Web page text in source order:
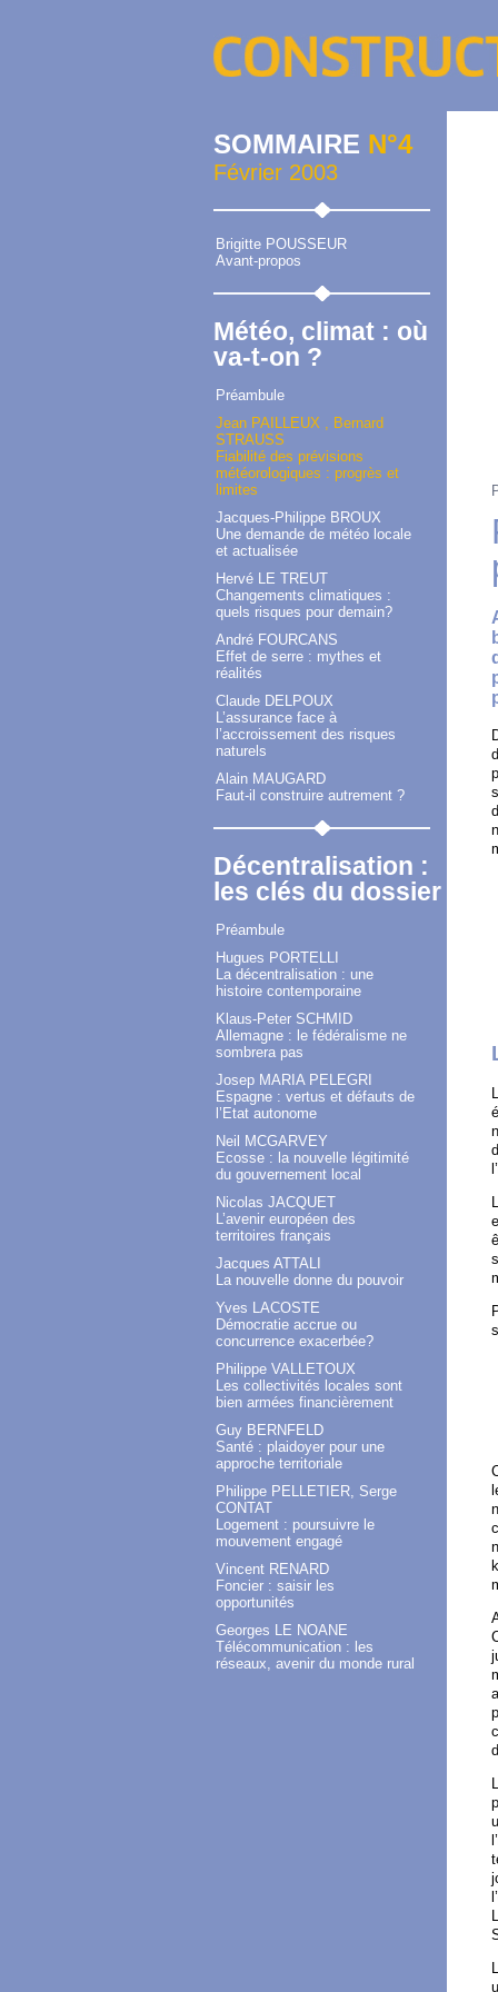
SOMMAIRE N°4
Février 2003
Brigitte POUSSEUR
Avant-propos
Météo, climat : où
va-t-on ?
Préambule
Jean PAILLEUX , Bernard
STRAUSS
Fiabilité des prévisions
météorologiques : progrès et
limites
Jacques-Philippe BROUX
Une demande de météo locale
et actualisée
Hervé LE TREUT
Changements climatiques :
quels risques pour demain?
André FOURCANS
Effet de serre : mythes et
réalités
Claude DELPOUX
L’assurance face à
l’accroissement des risques
naturels
Alain MAUGARD
Faut-il construire autrement ?
Décentralisation :
les clés du dossier
Préambule
Hugues PORTELLI
La décentralisation : une
histoire contemporaine
Klaus-Peter SCHMID
Allemagne : le fédéralisme ne
sombrera pas
Josep MARIA PELEGRI
Espagne : vertus et défauts de
l’Etat autonome
Neil MCGARVEY
Ecosse : la nouvelle légitimité
du gouvernement local
Nicolas JACQUET
L’avenir européen des
territoires français
Jacques ATTALI
La nouvelle donne du pouvoir
Yves LACOSTE
Démocratie accrue ou
concurrence exacerbée?
Philippe VALLETOUX
Les collectivités locales sont
bien armées financièrement
Guy BERNFELD
Santé : plaidoyer pour une
approche territoriale
Philippe PELLETIER, Serge
CONTAT
Logement : poursuivre le
mouvement engagé
Vincent RENARD
Foncier : saisir les
opportunités
Georges LE NOANE
Télécommunication : les
réseaux, avenir du monde rural